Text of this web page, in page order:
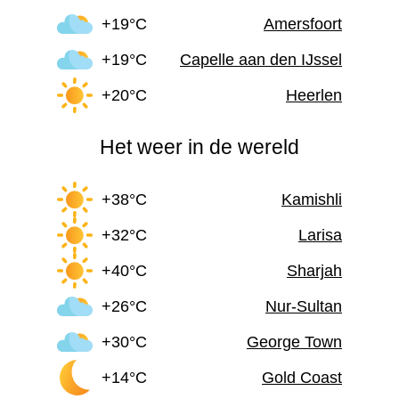
+19°C
Amersfoort
+19°C
Capelle aan den IJssel
+20°C
Heerlen
Het weer in de wereld
+38°C
Kamishli
+32°C
Larisa
+40°C
Sharjah
+26°C
Nur-Sultan
+30°C
George Town
+14°C
Gold Coast